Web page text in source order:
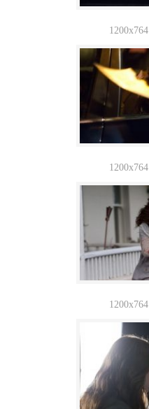
1200x764
1200x764
1200x764